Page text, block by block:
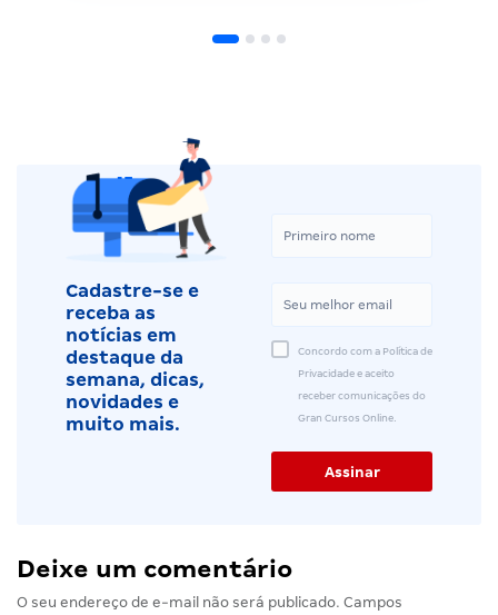
Cadastre-se e
receba as
notícias em
destaque da
semana, dicas,
novidades e
muito mais.
Concordo com a Política de
Privacidade e aceito
receber comunicações do
Gran Cursos Online.
Deixe um comentário
O seu endereço de e-mail não será publicado. Campos